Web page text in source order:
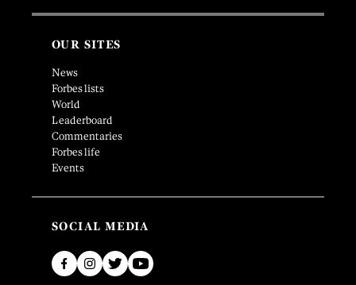
OUR SITES
News
Forbes lists
World
Leaderboard
Commentaries
Forbes life
Events
SOCIAL MEDIA